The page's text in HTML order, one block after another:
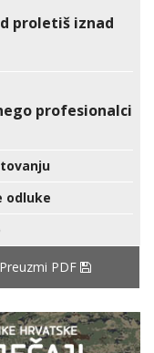
proletiš iznad
profesionalci
odluke
Preuzmi PDF